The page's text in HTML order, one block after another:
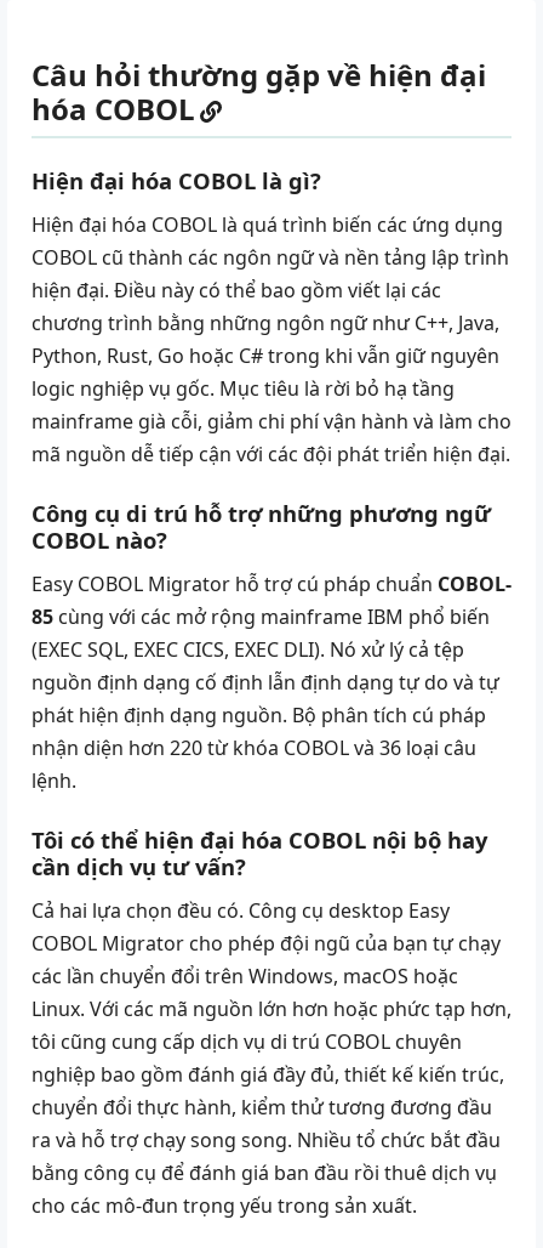
Câu hỏi thường gặp về hiện đại
hóa COBOL
Hiện đại hóa COBOL là gì?
Hiện đại hóa COBOL là quá trình biến các ứng dụng
COBOL cũ thành các ngôn ngữ và nền tảng lập trình
hiện đại. Điều này có thể bao gồm viết lại các
chương trình bằng những ngôn ngữ nhưC++, Java,
Python, Rust, Go hoặc C# trong khi vẫn giữ nguyên
logic nghiệp vụ gốc. Mục tiêu là rời bỏ hạ tầng
mainframe già cỗi, giảm chi phí vận hành và làm cho
mã nguồn dễ tiếp cận với các đội phát triển hiện đại.
Công cụ di trú hỗ trợ những phương ngữ
COBOL nào?
Easy COBOL Migrator hỗ trợ cú pháp chuẩn COBOL-
85 cùng với các mở rộng mainframe IBM phổ biến
(EXEC SQL, EXEC CICS, EXEC DLI). Nó xử lý cả tệp
nguồn định dạng cố định lẫn định dạng tự do và tự
phát hiện định dạng nguồn. Bộ phân tích cú pháp
nhận diện hơn 220 từ khóa COBOL và 36 loại câu
lệnh.
Tôi có thể hiện đại hóa COBOL nội bộ hay
cần dịch vụ tư vấn?
Cả hai lựa chọn đều có. Công cụ desktop Easy
COBOL Migrator cho phép đội ngũ của bạn tự chạy
các lần chuyển đổi trên Windows, macOS hoặc
Linux. Với các mã nguồn lớn hơn hoặc phức tạp hơn,
tôi cũng cung cấp dịch vụ di trú COBOL chuyên
nghiệp bao gồm đánh giá đầy đủ, thiết kế kiến trúc,
chuyển đổi thực hành, kiểm thử tương đương đầu
ra và hỗ trợ chạy song song. Nhiều tổ chức bắt đầu
bằng công cụ để đánh giá ban đầu rồi thuê dịch vụ
cho các mô-đun trọng yếu trong sản xuất.